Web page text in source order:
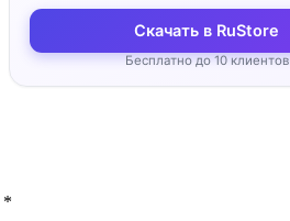
Скачать в RuStore
Бесплатно до 10 клиентов
*